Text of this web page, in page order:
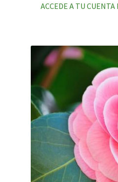
ACCEDE A TU CUENTA